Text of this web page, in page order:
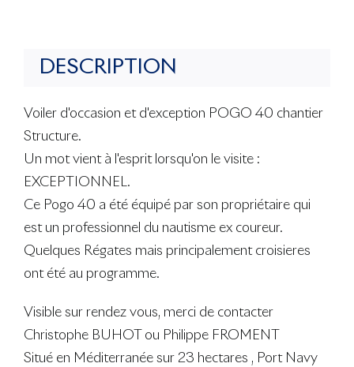
DESCRIPTION
Voiler d'occasion et d'exception POGO 40 chantier
Structure.
Un mot vient à l'esprit lorsqu'on le visite :
EXCEPTIONNEL.
Ce Pogo 40 a été équipé par son propriétaire qui
est un professionnel du nautisme ex coureur.
Quelques Régates mais principalement croisieres
ont été au programme.
Visible sur rendez vous, merci de contacter
Christophe BUHOT ou Philippe FROMENT
Situé en Méditerranée sur 23 hectares , Port Navy